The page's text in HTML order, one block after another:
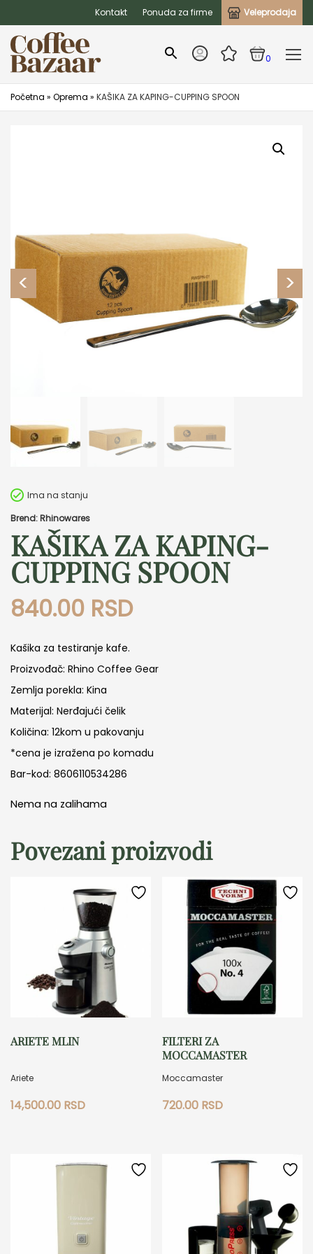
Kontakt Ponuda za firme Veleprodaja
0
Početna » Oprema » KAŠIKA ZA KAPING-CUPPING SPOON
Ima na stanju
Brend: Rhinowares
KAŠIKA ZA KAPING-
CUPPING SPOON
840.00 RSD
Kašika za testiranje kafe.
Proizvođač: Rhino Coffee Gear
Zemlja porekla: Kina
Materijal: Nerđajući čelik
Količina: 12kom u pakovanju
*cena je izražena po komadu
Bar-kod: 8606110534286
Nema na zalihama
Povezani proizvodi
ARIETE MLIN
Ariete
14,500.00 RSD
FILTERI ZA
MOCCAMASTER
Moccamaster
720.00 RSD